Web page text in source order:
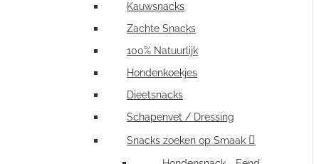
Kauwsnacks
Zachte Snacks
100% Natuurlijk
Hondenkoekjes
Dieetsnacks
Schapenvet / Dressing
Snacks zoeken op Smaak